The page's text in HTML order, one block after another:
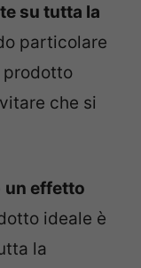
su tutta la
particolare
prodotto
che si
un effetto
ideale è
la